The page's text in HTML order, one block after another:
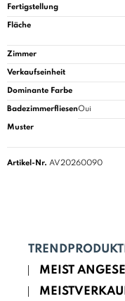
Fertigstellung
Fläche
Zimmer
Verkaufseinheit
Dominante Farbe
BadezimmerfliesenOui
Muster
Artikel-Nr. AV20260090
MEIST